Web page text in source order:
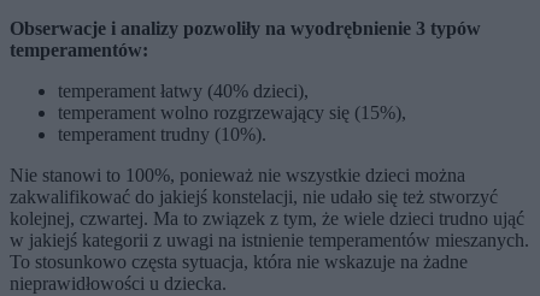
Obserwacje i analizy pozwoliły na wyodrębnienie 3 typów
temperamentów:
temperament łatwy (40% dzieci),
temperament wolno rozgrzewający się (15%),
temperament trudny (10%).
Nie stanowi to 100%, ponieważ nie wszystkie dzieci można
zakwalifikować do jakiejś konstelacji, nie udało się też stworzyć
kolejnej, czwartej. Ma to związek z tym, że wiele dzieci trudno ująć
w jakiejś kategorii z uwagi na istnienie temperamentów mieszanych.
To stosunkowo częsta sytuacja, która nie wskazuje na żadne
nieprawidłowości u dziecka.